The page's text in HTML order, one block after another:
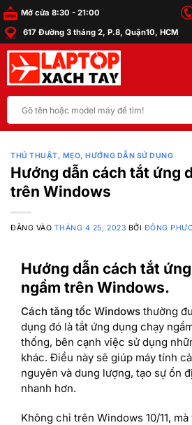
Bỏ
qua
nội
dung
Mở cửa 8:30 - 21:00
617 Đường 3 tháng 2, P.8, Quận10, HCM
kiếm:
THỦ THUẬT, MẸO, HƯỚNG DẪN SỬ DỤNG
Hướng dẫn cách tắt ứng
trên Windows
ĐĂNG VÀO THÁNG 4 25, 2023 BỞI ĐÔNG
Hướng dẫn cách tắt
ngầm trên Windows.
Cách tăng tốc Windows thường
dụng đó là tắt ứng dụng chạy
thống, bên cạnh việc sử dụng
khác. Điều này sẽ giúp máy tính
nguyên và dung lượng, tạo sự ổn
nhanh hơn.
Không chỉ trên Windows 10/11,